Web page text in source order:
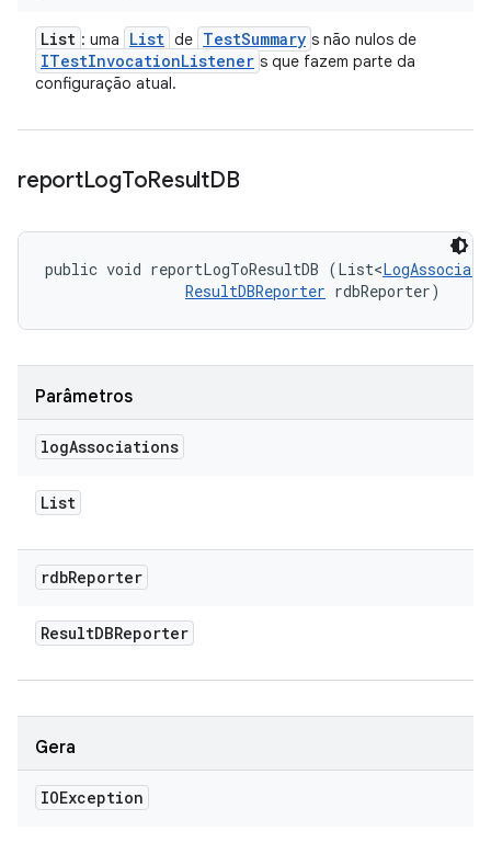
List : uma List de TestSummary s não nulos de
ITestInvocationListener s que fazem parte da
configuração atual.
reportLogToResultDB
public void reportLogToResultDB (List<
ResultDBReporter rdbReporter)
Parâmetros
logAssociations
List
rdbReporter
ResultDBReporter
Gera
IOException